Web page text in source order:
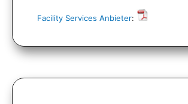
Facility Services Anbieter: